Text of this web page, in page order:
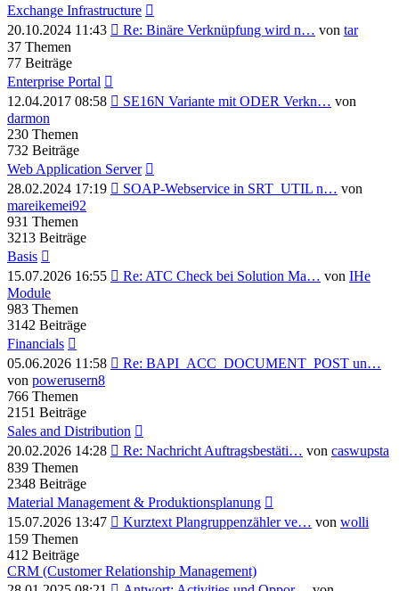
Exchange Infrastructure
20.10.2024 11:43
Neuester
Re: Binäre Verknüpfung wird n… von tar
37 Themen
77 Beiträge
Enterprise Portal
12.04.2017 08:58
Neuester
SE16N Variante mit ODER Verkn… von
darmon
230 Themen
732 Beiträge
Web Application Server
28.02.2024 17:19
Neuester
SOAP-Webservice in SRT_UTIL n… von
mareikemei92
931 Themen
3213 Beiträge
Basis
15.07.2026 16:55
Neuester
Re: ATC Check bei Solution Ma… von IHe
Module
983 Themen
3142 Beiträge
Financials
05.06.2026 11:58
Neuester
Re: BAPI_ACC_DOCUMENT_POST un…
von powerusern8
766 Themen
2151 Beiträge
Sales and Distribution
20.02.2026 14:28
Neuester
Re: Nachricht Auftragsbestäti… von caswupsta
839 Themen
2348 Beiträge
Material Management & Produktionsplanung
15.07.2026 13:47
Neuester
Kurztext Plangruppenzähler ve… von wolli
159 Themen
412 Beiträge
CRM (Customer Relationship Management)
Neuester